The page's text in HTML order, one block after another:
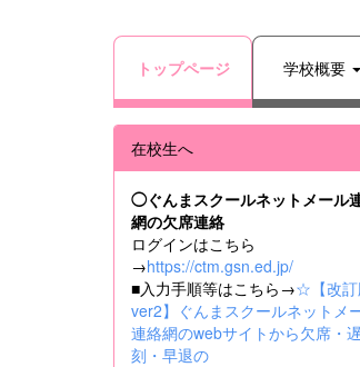
トップページ 学校概要
在校生へ
◯ぐんまスクールネットメール
網の欠席連絡
ログインはこちら
→https://ctm.gsn.ed.jp/
■入力手順等はこちら→☆【改訂
ver2】ぐんまスクールネットメ
連絡網のwebサイトから欠席・遅
刻・早退の